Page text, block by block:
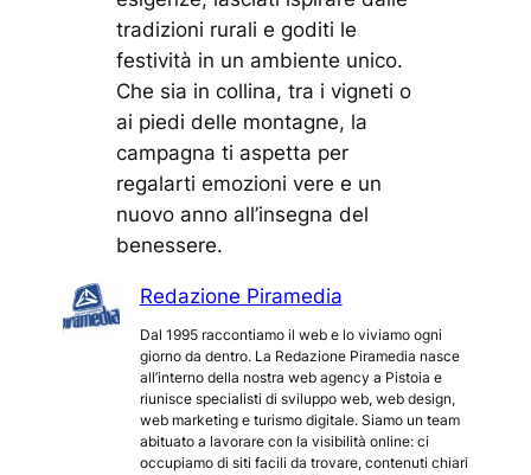
tradizioni rurali e goditi le
festività in un ambiente unico.
Che sia in collina, tra i vigneti o
ai piedi delle montagne, la
campagna ti aspetta per
regalarti emozioni vere e un
nuovo anno all’insegna del
benessere.
Redazione Piramedia
Dal 1995 raccontiamo il web e lo viviamo ogni
giorno da dentro. La Redazione Piramedia nasce
all’interno della nostra web agency a Pistoia e
riunisce specialisti di sviluppo web, web design,
web marketing e turismo digitale. Siamo un team
abituato a lavorare con la visibilità online: ci
occupiamo di siti facili da trovare, contenuti chiari